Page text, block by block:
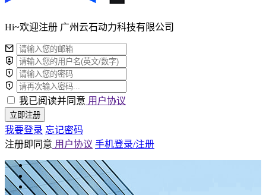
Hi~欢迎注册 广州云石动力科技有限公司
我已阅读并同意 用户协议
立即注册
我要登录 忘记密码
注册即同意 用户协议 手机登录/注册